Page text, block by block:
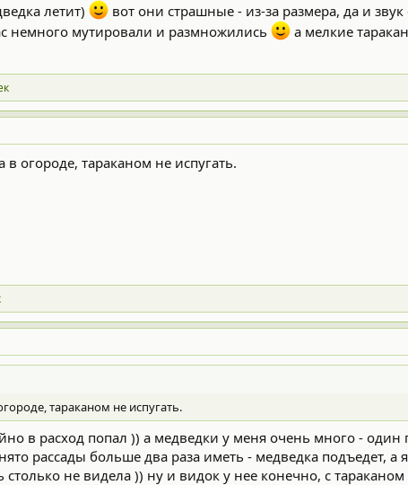
летит)
вот они страшные - из-за размера, да и
немного мутировали и размножились
а мелкие
огороде, тараканом не испугать.
тараканом не испугать.
в расход попал )) а медведки у меня очень много -
рассады больше два раза иметь - медведка подъедет, а
не видела )) ну и видок у нее конечно, с тараканом